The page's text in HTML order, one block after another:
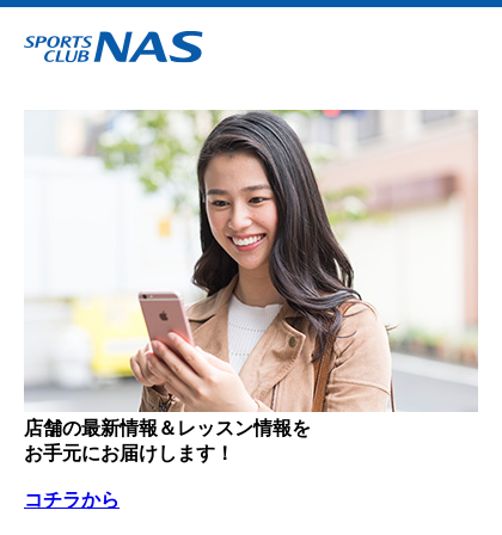
店舗の最新情報＆レッスン情報を
お手元にお届けします！
コチラから